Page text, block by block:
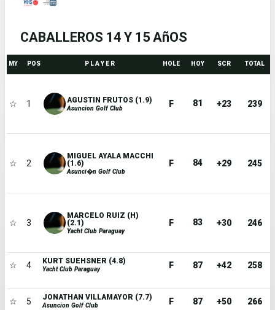
CABALLEROS 14 Y 15 AñOS
MY POS P L A Y E R HOLE HOY SCR TOTAL
☆ 1 AGUSTIN FRUTOS (1.9)
Asuncion Golf Club F 81 +23 239
☆ 2
MIGUEL AYALA MACCHI
(1.6)
Asunci�n Golf Club
F 84 +29 245
☆ 3
MARCELO RUIZ (H)
(2.1)
Yacht Club Paraguay
F 83 +30 246
☆ 4 KURT SUEHSNER (4.8)
Yacht Club Paraguay F 87 +42 258
☆ 5 JONATHAN VILLAMAYOR (7.7)
Asuncion Golf Club F 87 +50 266